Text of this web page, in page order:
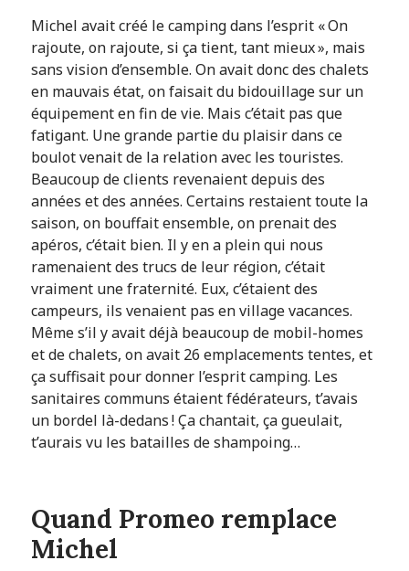
Michel avait créé le camping dans l’esprit « On
rajoute, on rajoute, si ça tient, tant mieux », mais
sans vision d’ensemble. On avait donc des chalets
en mauvais état, on faisait du bidouillage sur un
équipement en fin de vie. Mais c’était pas que
fatigant. Une grande partie du plaisir dans ce
boulot venait de la relation avec les touristes.
Beaucoup de clients revenaient depuis des
années et des années. Certains restaient toute la
saison, on bouffait ensemble, on prenait des
apéros, c’était bien. Il y en a plein qui nous
ramenaient des trucs de leur région, c’était
vraiment une fraternité. Eux, c’étaient des
campeurs, ils venaient pas en village vacances.
Même s’il y avait déjà beaucoup de mobil-homes
et de chalets, on avait 26 emplacements tentes, et
ça suffisait pour donner l’esprit camping. Les
sanitaires communs étaient fédérateurs, t’avais
un bordel là-dedans ! Ça chantait, ça gueulait,
t’aurais vu les batailles de shampoing…
Quand Promeo remplace
Michel